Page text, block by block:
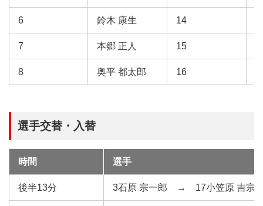
6 鈴木 康生 14
7 本郷 正人 15
8 奥平 都太郎 16
選手交替・入替
時間 選手
後半13分 3石原 宗一郎 → 17小笠原 吉宗